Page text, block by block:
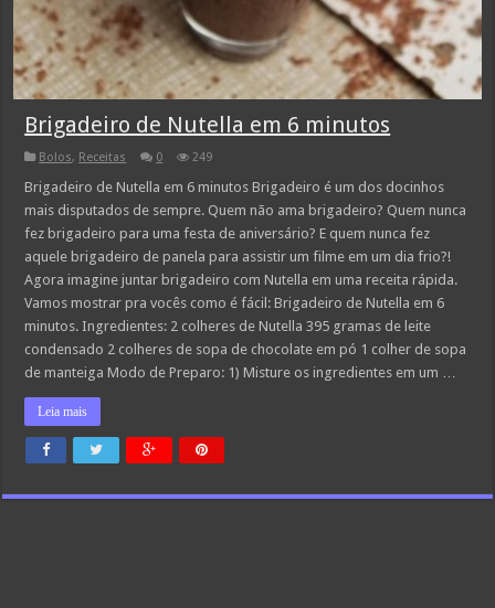
Brigadeiro de Nutella em 6 minutos
Bolos, Receitas 0 249
Brigadeiro de Nutella em 6 minutos Brigadeiro é um dos docinhos
mais disputados de sempre. Quem não ama brigadeiro? Quem nunca
fez brigadeiro para uma festa de aniversário? E quem nunca fez
aquele brigadeiro de panela para assistir um filme em um dia frio?!
Agora imagine juntar brigadeiro com Nutella em uma receita rápida.
Vamos mostrar pra vocês como é fácil: Brigadeiro de Nutella em 6
minutos. Ingredientes: 2 colheres de Nutella 395 gramas de leite
condensado 2 colheres de sopa de chocolate em pó 1 colher de sopa
de manteiga Modo de Preparo: 1) Misture os ingredientes em um …
Leia mais